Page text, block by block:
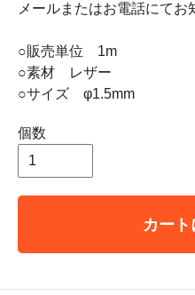
メールまたはお電話にてお
○販売単位 1m
○素材 レザー
○サイズ φ1.5mm
個数
カー